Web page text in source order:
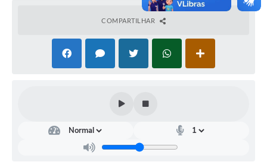
Bancos conveniados e serviços disponíveis
Fundo Social
COMPARTILHAR